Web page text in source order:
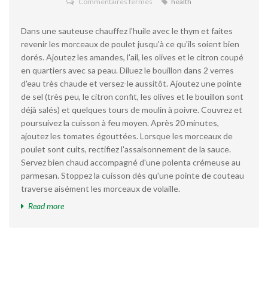
poulet
Dhayaati
aux
amandes
et
tomates
confites
Dans une sauteuse chauffez l'huile avec le thym et faites
revenir les morceaux de poulet jusqu'à ce qu'ils soient bien
dorés. Ajoutez les amandes, l'ail, les olives et le citron coupé
en quartiers avec sa peau. Diluez le bouillon dans 2 verres
d'eau très chaude et versez-le aussitôt. Ajoutez une pointe
de sel (très peu, le citron confit, les olives et le bouillon sont
déjà salés) et quelques tours de moulin à poivre. Couvrez et
poursuivez la cuisson à feu moyen. Après 20 minutes,
ajoutez les tomates égouttées. Lorsque les morceaux de
poulet sont cuits, rectifiez l'assaisonnement de la sauce.
Servez bien chaud accompagné d'une polenta crémeuse au
parmesan. Stoppez la cuisson dès qu'une pointe de couteau
traverse aisément les morceaux de volaille.
Read more